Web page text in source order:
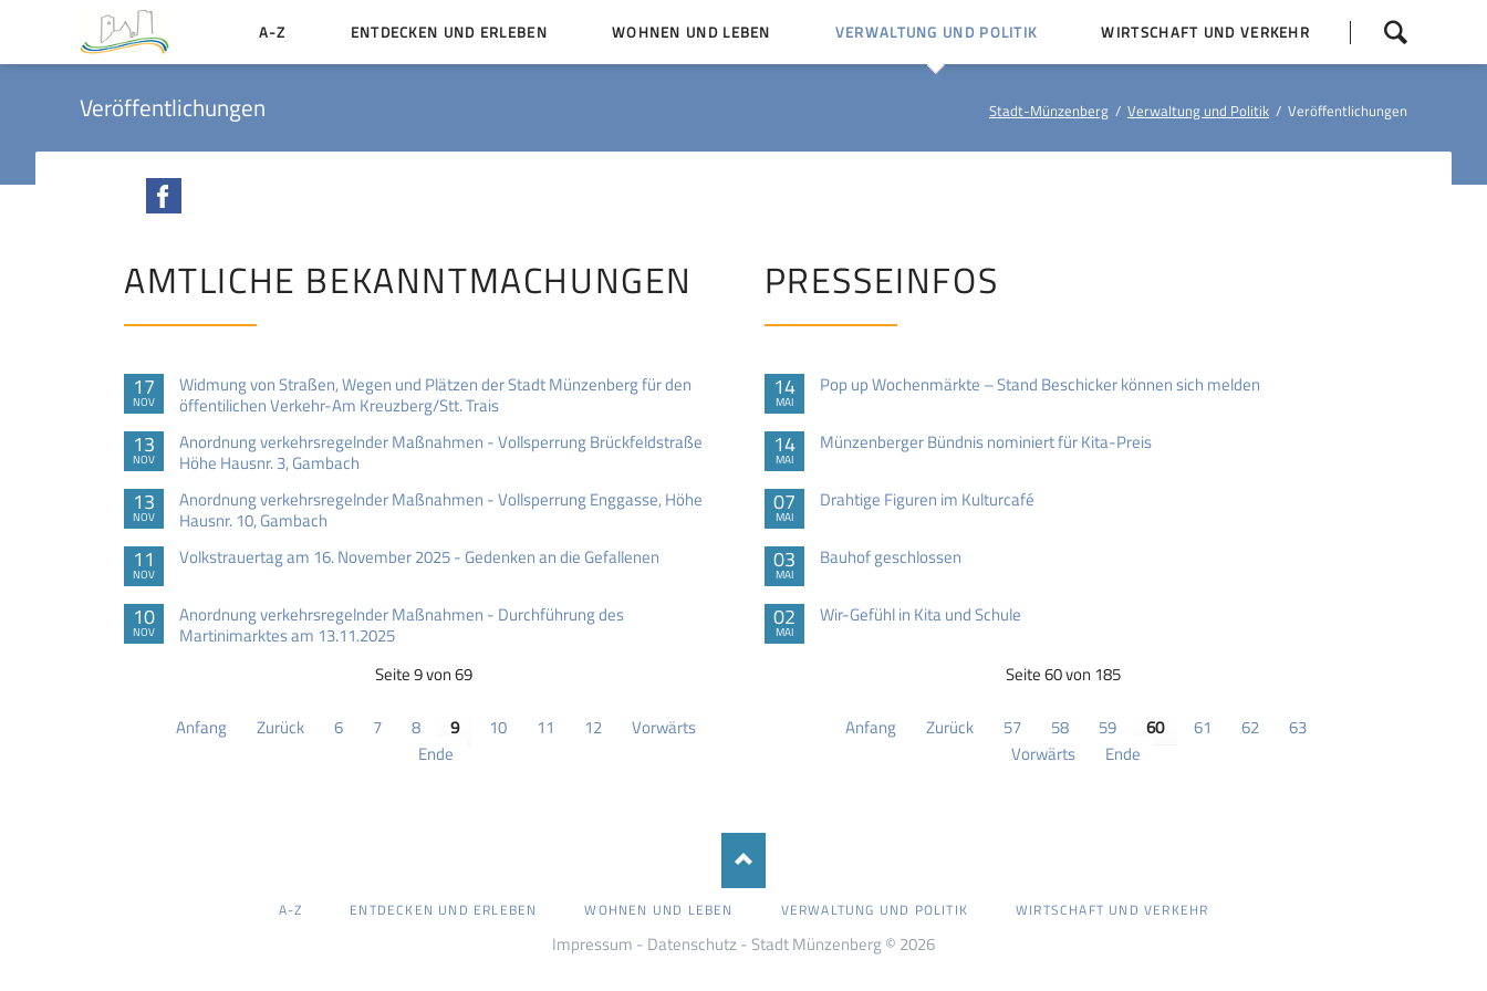
überspringen
A-Z ENTDECKEN UND ERLEBEN WOHNEN UND LEBEN VERWALTUNG UND POLITIK
Politische Gremien
WIRTSCHAFT UND VERKEHR
Veröffentlichungen Stadt-Münzenberg Verwaltung und Politik Veröffentlichungen
AMTLICHE BEKANNTMACHUNGEN
17
NOV
Widmung von Straßen, Wegen und Plätzen der Stadt Münzenberg für den
öffentilichen Verkehr-Am Kreuzberg/Stt. Trais
13
NOV
Anordnung verkehrsregelnder Maßnahmen - Vollsperrung Brückfeldstraße
Höhe Hausnr. 3, Gambach
13
NOV
Anordnung verkehrsregelnder Maßnahmen - Vollsperrung Enggasse, Höhe
Hausnr. 10, Gambach
11
NOV
Volkstrauertag am 16. November 2025 - Gedenken an die Gefallenen
10
NOV
Anordnung verkehrsregelnder Maßnahmen - Durchführung des
Martinimarktes am 13.11.2025
Seite 9 von 69
Anfang Zurück 6 7 8 9 10 11 12
Vorwärts
Ende
PRESSEINFOS
14
MAI
Pop up Wochenmärkte – Stand Beschicker können sich melden
14
MAI
Münzenberger Bündnis nominiert für Kita-Preis
07
MAI
Drahtige Figuren im Kulturcafé
03
MAI
Bauhof geschlossen
02
MAI
Wir-Gefühl in Kita und Schule
Seite 60 von 185
Anfang Zurück 57 58 59 60 61 62
63
Vorwärts
Ende
ÜBERSPRINGEN
A-Z ENTDECKEN UND ERLEBEN WOHNEN UND LEBEN VERWALTUNG UND POLITIK WIRTSCHAFT UND VERKEHR
Impressum - Datenschutz - Stadt Münzenberg © 2026